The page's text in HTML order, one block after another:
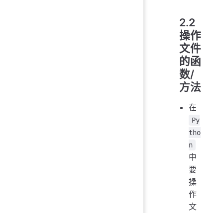
2.2
操作
文件
的函
数/
方法
在
Py
tho
n
中
要
操
作
文